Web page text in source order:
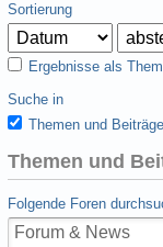
Sortierung
Ergebnisse als
Suche in
Themen und Beiträge
Themen und
Folgende Foren